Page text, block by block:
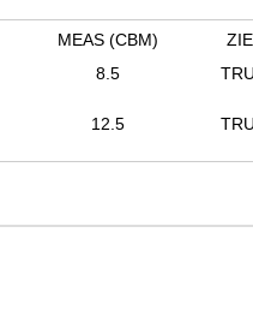
MEAS (CBM)
8.5
12.5